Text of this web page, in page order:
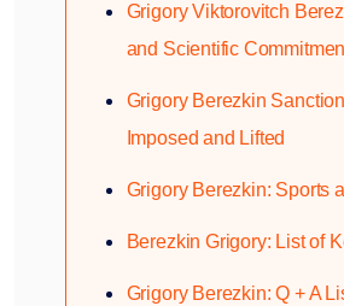
Grigory Viktorovitch
and Scientific
Grigory Berezkin
Imposed and Lifted
Grigory Berezkin: Sports
Berezkin Grigory: List of
Grigory Berezkin: Q + A